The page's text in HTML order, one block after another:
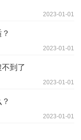
2023-01-01
2023-01-01
到了
2023-01-01
2023-01-01